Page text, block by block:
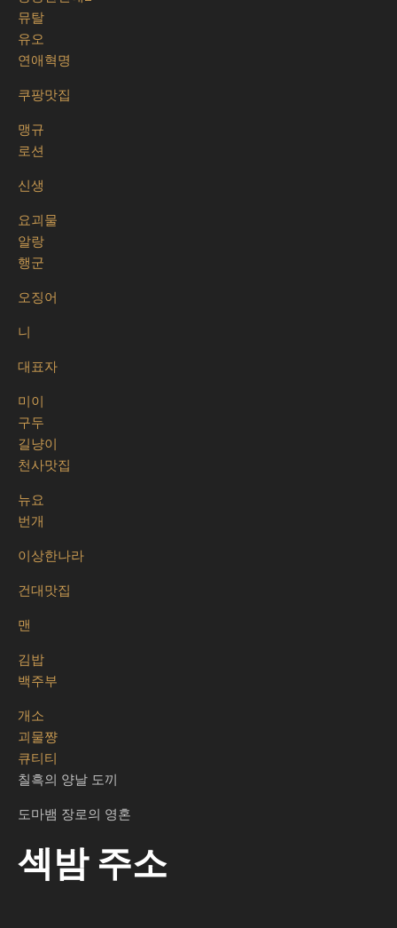
뮤탈
유오
연애혁명
쿠팡맛집
맹규
로션
신생
요괴물
알랑
행군
오징어
니
대표자
미이
구두
길냥이
천사맛집
뉴요
번개
이상한나라
건대맛집
맨
김밥
백주부
개소
괴물쨩
큐티티
칠흑의 양날 도끼
도마뱀 장로의 영혼
섹밤 주소